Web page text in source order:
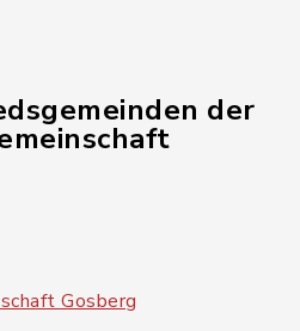
der
Gosberg